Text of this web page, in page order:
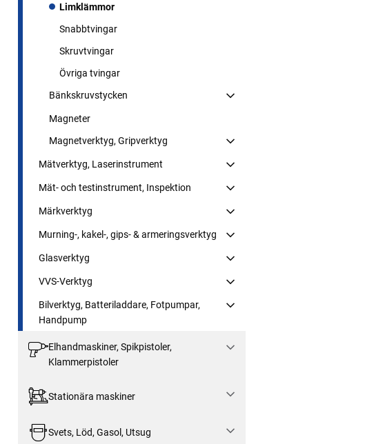
Limklämmor
Snabbtvingar
Skruvtvingar
Övriga tvingar
Bänkskruvstycken
Magneter
Magnetverktyg, Gripverktyg
Mätverktyg, Laserinstrument
Mät- och testinstrument, Inspektion
Märkverktyg
Murning-, kakel-, gips- & armeringsverktyg
Glasverktyg
VVS-Verktyg
Bilverktyg, Batteriladdare, Fotpumpar,
Handpump
Elhandmaskiner, Spikpistoler,
Klammerpistoler
Stationära maskiner
Svets, Löd, Gasol, Utsug